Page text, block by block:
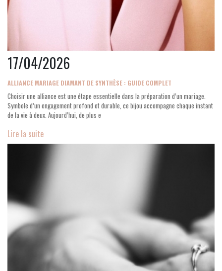
17/04/2026
ALLIANCE MARIAGE DIAMANT DE SYNTHÈSE : GUIDE COMPLET
Choisir une alliance est une étape essentielle dans la préparation d’un mariage.
Symbole d’un engagement profond et durable, ce bijou accompagne chaque instant
de la vie à deux. Aujourd’hui, de plus e
Lire la suite